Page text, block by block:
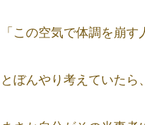
「この空気で体調を崩
とぼんやり考えていたら、